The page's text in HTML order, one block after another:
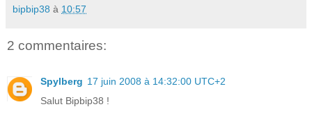
bipbip38 à 10:57
2 commentaires:
Spylberg 17 juin 2008 à 14:32:00 UTC+2
Salut Bipbip38 !